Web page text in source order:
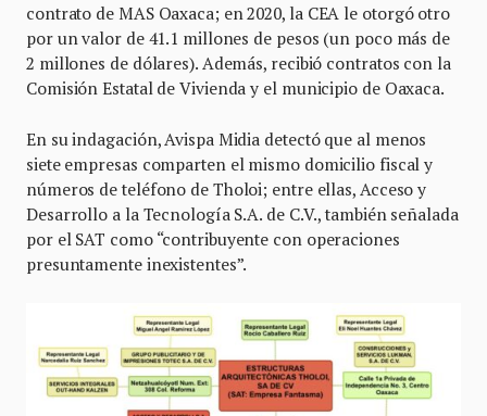
contrato de MAS Oaxaca; en 2020, la CEA le otorgó otro
por un valor de 41.1 millones de pesos (un poco más de
2 millones de dólares). Además, recibió contratos con la
Comisión Estatal de Vivienda y el municipio de Oaxaca.
En su indagación, Avispa Midia detectó que al menos
siete empresas comparten el mismo domicilio fiscal y
números de teléfono de Tholoi; entre ellas, Acceso y
Desarrollo a la Tecnología S.A. de C.V., también señalada
por el SAT como “contribuyente con operaciones
presuntamente inexistentes”.